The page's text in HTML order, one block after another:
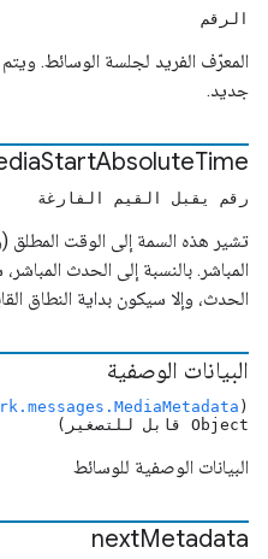
الرقم
المعرّف الفريد لجلسة الوسائط.
جديد.
StartAbsoluteTime
رقم يقبل القيم الفارغة
المباشر. بالنسبة إلى الحدث
الحدث، وإلا سيكون بداية النطاق
البيانات الوصفية
(nullable
Object قابل للتصغير)
البيانات الوصفية للوسائط
nextMetadata